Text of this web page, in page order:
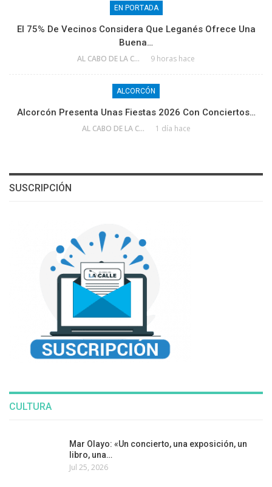
EN PORTADA
El 75% De Vecinos Considera Que Leganés Ofrece Una
Buena…
AL CABO DE LA CALLE 9 horas hace
ALCORCÓN
Alcorcón Presenta Unas Fiestas 2026 Con Conciertos…
AL CABO DE LA CALLE 1 día hace
SUSCRIPCIÓN
CULTURA
Mar Olayo: «Un concierto, una exposición, un
libro, una…
Jul 25, 2026